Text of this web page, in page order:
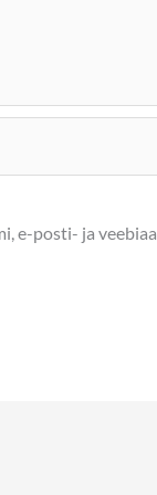
e-posti- ja